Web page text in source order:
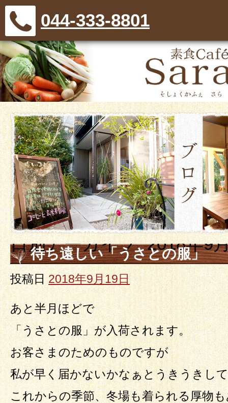
044-333-8801
日別アーカイブ:2018年9
待ち遠しい「うさとの服」
投稿日 2018年9月19日
あと半月ほどで
「うさとの服」が入荷されます。
お客さまのためのものですが
私が早く届かないかなぁとうきうきし
これからの季節、冬場も着られる厚物